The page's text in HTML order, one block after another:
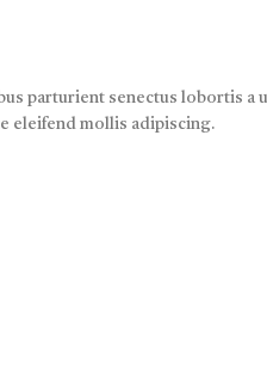
parturient senectus lobortis
eleifend mollis adipiscing.